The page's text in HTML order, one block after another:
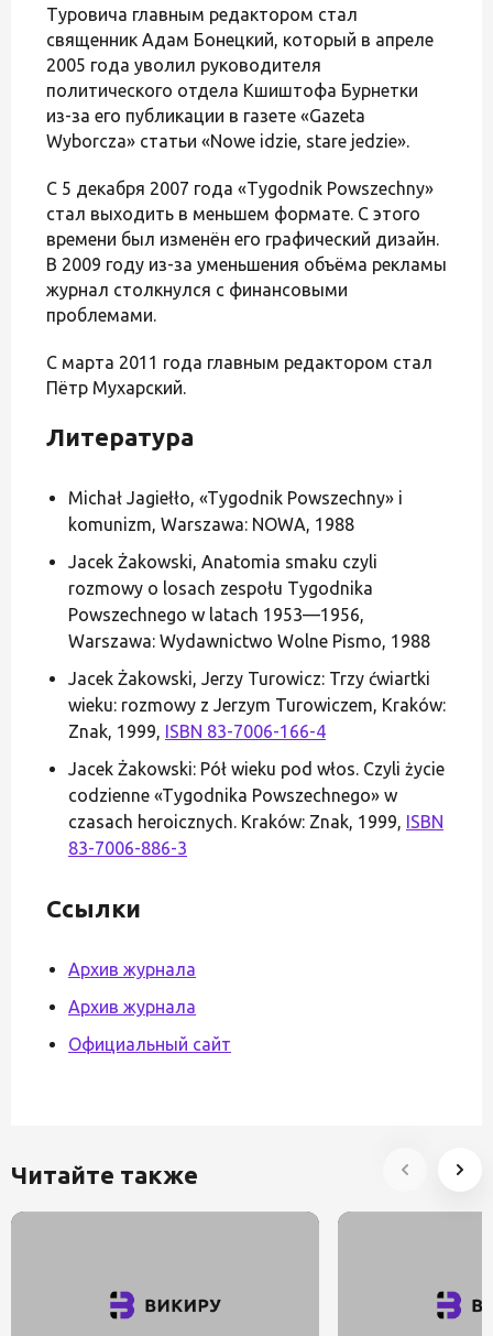
Туровича главным редактором стал
священник Адам Бонецкий, который в апреле
2005 года уволил руководителя
политического отдела Кшиштофа Бурнетки
из-за его публикации в газете «Gazetа
Wyborczа» статьи «Nowe idzie, stare jedzie».
С 5 декабря 2007 года «Tygodnik Powszechny»
стал выходить в меньшем формате. С этого
времени был изменён его графический дизайн.
В 2009 году из-за уменьшения объёма рекламы
журнал столкнулся с финансовыми
проблемами.
С марта 2011 года главным редактором стал
Пётр Мухарский.
Литература
Michał Jagiełło, «Tygodnik Powszechny» i
komunizm, Warszawa: NOWA, 1988
Jacek Żakowski, Anatomia smaku czyli
rozmowy o losach zespołu Tygodnika
Powszechnego w latach 1953—1956,
Warszawa: Wydawnictwo Wolne Pismo, 1988
Jacek Żakowski, Jerzy Turowicz: Trzy ćwiartki
wieku: rozmowy z Jerzym Turowiczem, Kraków:
Znak, 1999, ISBN 83-7006-166-4
Jacek Żakowski: Pół wieku pod włos. Czyli życie
codzienne «Tygodnika Powszechnego» w
czasach heroicznych. Kraków: Znak, 1999, ISBN
83-7006-886-3
Ссылки
Архив журнала
Архив журнала
Официальный сайт
Читайте также